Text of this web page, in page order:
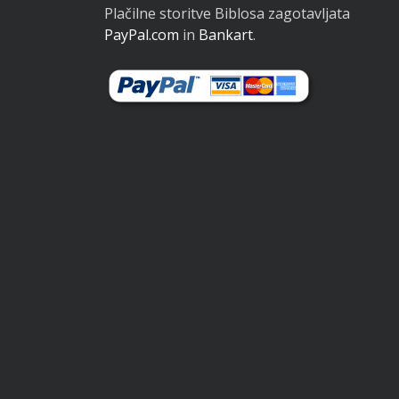
Plačilne storitve Biblosa zagotavljata
PayPal.com in Bankart.